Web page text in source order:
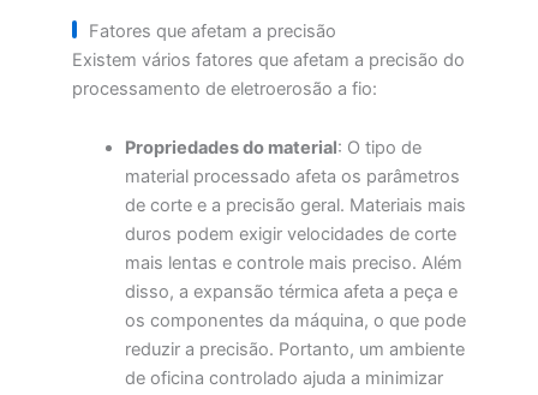
Fatores que afetam a precisão
Existem vários fatores que afetam a precisão do
processamento de eletroerosão a fio:
Propriedades do material: O tipo de
material processado afeta os parâmetros
de corte e a precisão geral. Materiais mais
duros podem exigir velocidades de corte
mais lentas e controle mais preciso. Além
disso, a expansão térmica afeta a peça e
os componentes da máquina, o que pode
reduzir a precisão. Portanto, um ambiente
de oficina controlado ajuda a minimizar